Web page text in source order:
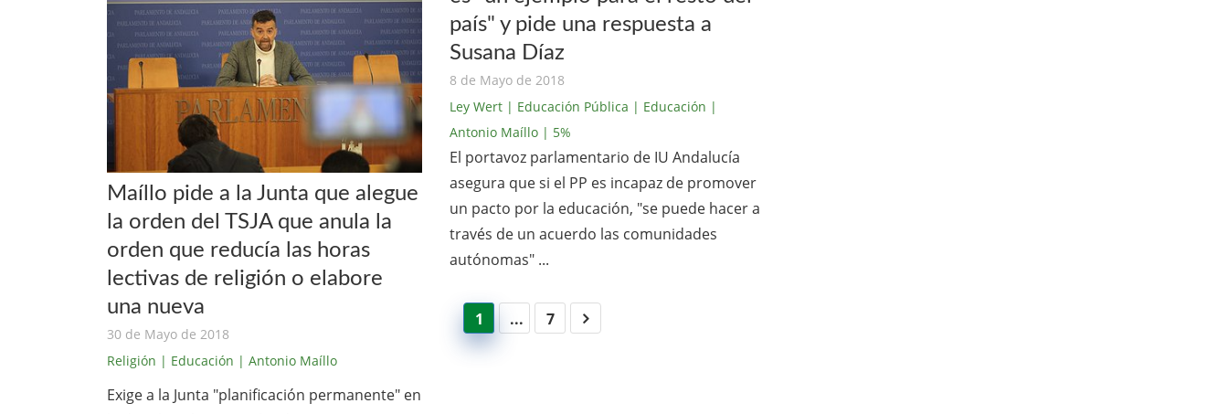
Maíllo pide a la Junta que alegue
la orden del TSJA que anula la
orden que reducía las horas
lectivas de religión o elabore
una nueva
30 de Mayo de 2018
Religión | Educación | Antonio Maíllo
Exige a la Junta "planificación permanente" en
país" y pide una respuesta a
Susana Díaz
8 de Mayo de 2018
Ley Wert | Educación Pública | Educación |
Antonio Maíllo | 5%
El portavoz parlamentario de IU Andalucía
asegura que si el PP es incapaz de promover
un pacto por la educación, "se puede hacer a
través de un acuerdo las comunidades
autónomas" ...
1 ... 7